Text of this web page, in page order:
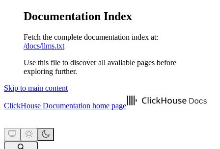
Documentation Index
Fetch the complete documentation index at:
/docs/llms.txt
Use this file to discover all available pages before
exploring further.
Skip to main content
ClickHouse Documentation home page